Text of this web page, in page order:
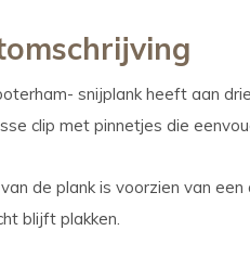
snijplank heeft aan
clip met pinnetjes die
de plank is voorzien van
blijft plakken.